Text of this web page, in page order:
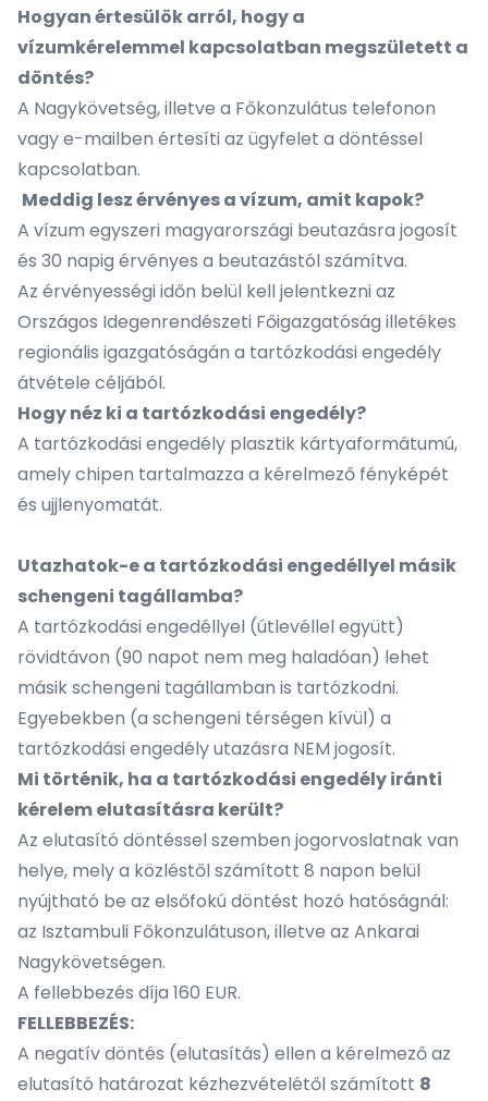
Hogyan értesülök arról, hogy a
vízumkérelemmel kapcsolatban megszületett a
döntés?
A Nagykövetség, illetve a Főkonzulátus telefonon
vagy e-mailben értesíti az ügyfelet a döntéssel
kapcsolatban.
Meddig lesz érvényes a vízum, amit kapok?
A vízum egyszeri magyarországi beutazásra jogosít
és 30 napig érvényes a beutazástól számítva.
Az érvényességi időn belül kell jelentkezni az
Országos Idegenrendészeti Főigazgatóság illetékes
regionális igazgatóságán a tartózkodási engedély
átvétele céljából.
Hogy néz ki a tartózkodási engedély?
A tartózkodási engedély plasztik kártyaformátumú,
amely chipen tartalmazza a kérelmező fényképét
és ujjlenyomatát.
Utazhatok-e a tartózkodási engedéllyel másik
schengeni tagállamba?
A tartózkodási engedéllyel (útlevéllel együtt)
rövidtávon (90 napot nem meg haladóan) lehet
másik schengeni tagállamban is tartózkodni.
Egyebekben (a schengeni térségen kívül) a
tartózkodási engedély utazásra NEM jogosít.
Mi történik, ha a tartózkodási engedély iránti
kérelem elutasításra került?
Az elutasító döntéssel szemben jogorvoslatnak van
helye, mely a közléstől számított 8 napon belül
nyújtható be az elsőfokú döntést hozó hatóságnál:
az Isztambuli Főkonzulátuson, illetve az Ankarai
Nagykövetségen.
A fellebbezés díja 160 EUR.
FELLEBBEZÉS:
A negatív döntés (elutasítás) ellen a kérelmező az
elutasító határozat kézhezvételétől számított 8